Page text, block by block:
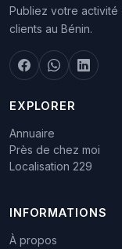
Publiez votre
clients au Bénin.
EXPLORER
Annuaire
Près de chez moi
Localisation 229
INFORMATIONS
À propos